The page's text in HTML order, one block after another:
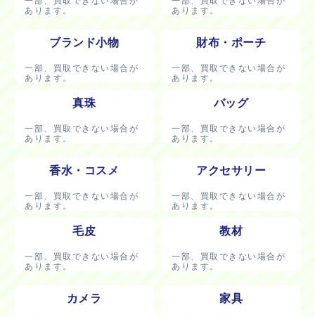
あります。
あります。
ブランド小物
一部、買取できない場合が
あります。
財布・ポーチ
一部、買取できない場合が
あります。
真珠
一部、買取できない場合が
あります。
バッグ
一部、買取できない場合が
あります。
香水・コスメ
一部、買取できない場合が
あります。
アクセサリー
一部、買取できない場合が
あります。
毛皮
一部、買取できない場合が
あります。
教材
一部、買取できない場合が
あります。
カメラ 家具